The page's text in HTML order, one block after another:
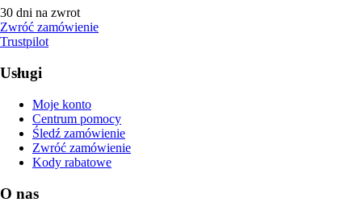
30 dni na zwrot
Zwróć zamówienie
Trustpilot
Usługi
Moje konto
Centrum pomocy
Śledź zamówienie
Zwróć zamówienie
Kody rabatowe
O nas